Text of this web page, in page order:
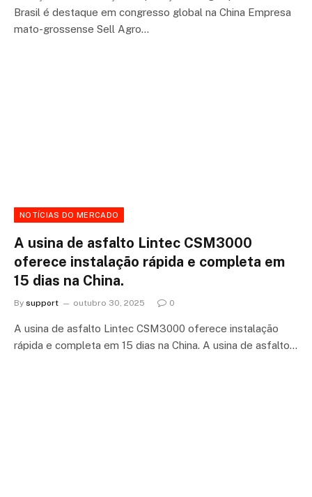
Brasil é destaque em congresso global na China Empresa
mato-grossense Sell Agro…
NOTÍCIAS DO MERCADO
A usina de asfalto Lintec CSM3000
oferece instalação rápida e completa em
15 dias na China.
By support outubro 30, 2025 0
A usina de asfalto Lintec CSM3000 oferece instalação
rápida e completa em 15 dias na China. A usina de asfalto…